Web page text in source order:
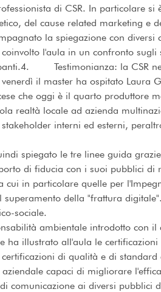
di CSR. In particolare si
del cause related marketing e
la spiegazione con
l'aula in un confronto
Testimonianza: la CSR nel
il master ha ospitato Laura
che oggi è il quarto produttore
realtà locale ad azienda
interni ed esterni,
spiegato le tre linee guida
di fiducia con i suoi pubblici di
cui in particolare quelle per
superamento della "frattura
sociale.
ambientale introdotto con il
ha illustrato all'aula le
di qualità e di
capaci di migliorare
comunicazione ai diversi pubblici